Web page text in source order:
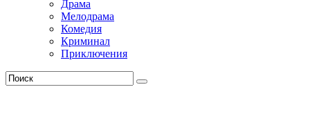
Драма
Мелодрама
Комедия
Криминал
Приключения